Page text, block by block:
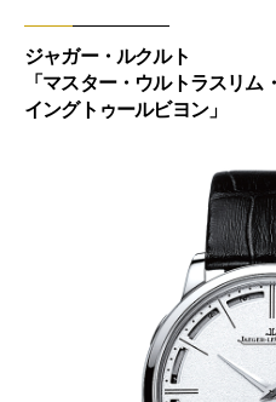
ジャガー・ルクルト
「マスター・ウルトラスリ
イングトゥールビヨン」